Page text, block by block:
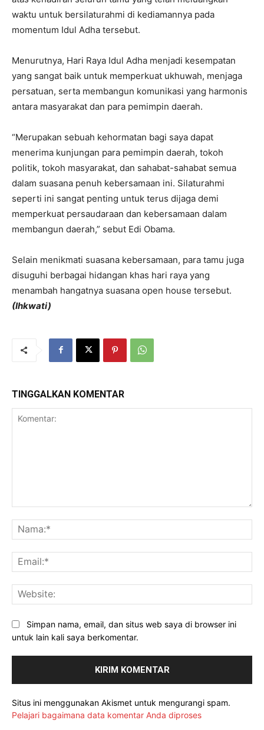
waktu untuk bersilaturahmi di kediamannya pada
momentum Idul Adha tersebut.
Menurutnya, Hari Raya Idul Adha menjadi kesempatan
yang sangat baik untuk memperkuat ukhuwah, menjaga
persatuan, serta membangun komunikasi yang harmonis
antara masyarakat dan para pemimpin daerah.
“Merupakan sebuah kehormatan bagi saya dapat
menerima kunjungan para pemimpin daerah, tokoh
politik, tokoh masyarakat, dan sahabat-sahabat semua
dalam suasana penuh kebersamaan ini. Silaturahmi
seperti ini sangat penting untuk terus dijaga demi
memperkuat persaudaraan dan kebersamaan dalam
membangun daerah,” sebut Edi Obama.
Selain menikmati suasana kebersamaan, para tamu juga
disuguhi berbagai hidangan khas hari raya yang
menambah hangatnya suasana open house tersebut.
(Ihkwati)
TINGGALKAN KOMENTAR
Simpan nama, email, dan situs web saya di browser ini
untuk lain kali saya berkomentar.
Situs ini menggunakan Akismet untuk mengurangi spam.
Pelajari bagaimana data komentar Anda diproses